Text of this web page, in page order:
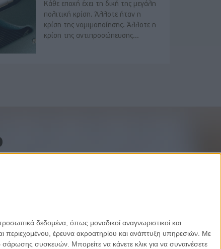
δεδομένα, όπως μοναδικοί αναγνωριστικοί και
περιεχομένου, έρευνα ακροατηρίου και ανάπτυξη υπηρεσιών. Με
συσκευών. Μπορείτε να κάνετε κλικ για να συναινέσετε
Κάθε εποχή έχει τη δική της μεγάλη
πολιτική κρίση. Άλλοτε ήταν η
κρίση της νομιμοποίησης. Άλλοτε η
κρίση της αντιπροσώπευσης...